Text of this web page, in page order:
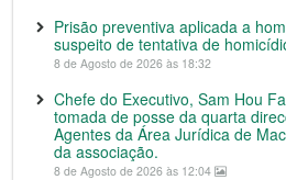
Prisão preventiva aplicada a
suspeito de tentativa de
8 de Agosto de 2026 às 18:32
Chefe do Executivo, Sam Hou
tomada de posse da quarta
Agentes da Área Jurídica de
da associação.
8 de Agosto de 2026 às 12:04